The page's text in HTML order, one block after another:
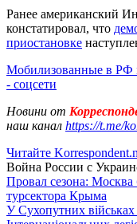
Ранее американский
констатировал, что
приостановке
Мобилизованные в РФ
- соцсети
Новини от
наш канал https://t.me/
Читайте
Война России с
Провал сезона: Москва
турсектора Крыма
У Сухопутних військах